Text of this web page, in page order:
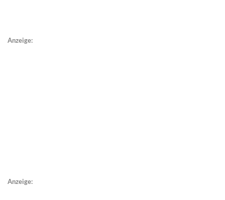
Anzeige:
Anzeige: